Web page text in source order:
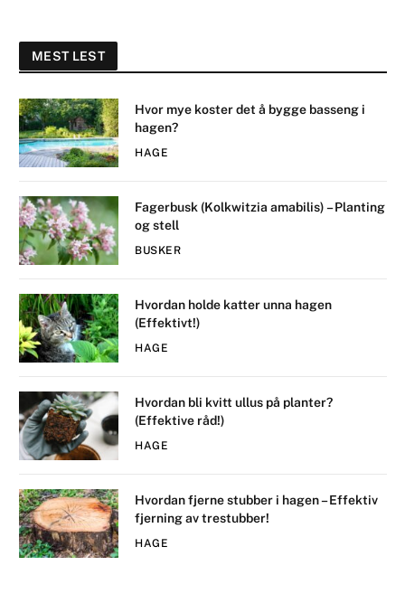
MEST LEST
Hvor mye koster det å bygge basseng i
hagen?
HAGE
Fagerbusk (Kolkwitzia amabilis) – Planting
og stell
BUSKER
Hvordan holde katter unna hagen
(Effektivt!)
HAGE
Hvordan bli kvitt ullus på planter?
(Effektive råd!)
HAGE
Hvordan fjerne stubber i hagen – Effektiv
fjerning av trestubber!
HAGE